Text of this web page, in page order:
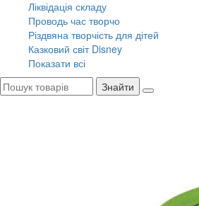
Ліквідація складу
Проводь час творчо
Різдвяна творчість для дітей
Казковий світ Disney
Показати всі
Знайти